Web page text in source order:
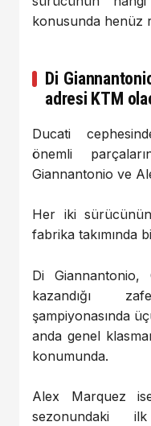
konusunda henüz
Di
adresi KTM
Ducati
önemli
Giannantonio ve
Her iki
fabrika takımında
Di Giannantonio,
kazandığı
şampiyonasında
anda genel
konumunda.
Alex Marquez
sezonundaki